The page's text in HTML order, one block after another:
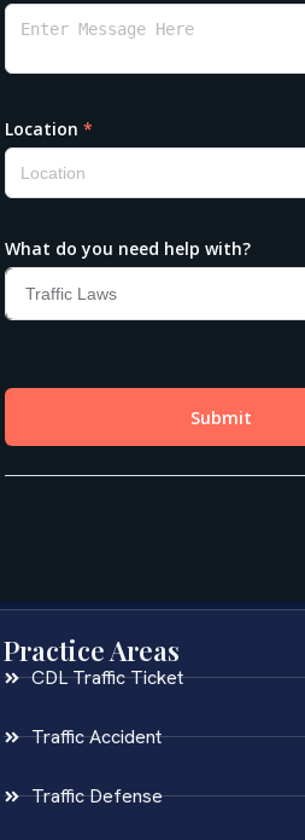
Practice Areas
CDL Traffic Ticket
Traffic Accident
Traffic Defense